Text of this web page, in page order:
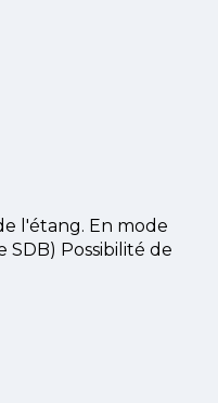
l'étang. En mode
SDB) Possibilité de